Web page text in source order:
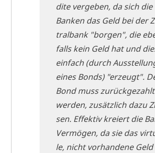
di­te ver­ge­ben, da sich die
Ban­ken das Geld bei der
tral­bank "bor­gen", die
falls kein Geld hat und
ein­fach (durch
eines Bonds) "erzeugt".
Bond muss zurück­ge­zahlt
wer­den, zusätz­lich dazu
sen. Effek­tiv kre­iert die
Ver­mö­gen, da sie das
le, nicht vor­han­de­ne Geld